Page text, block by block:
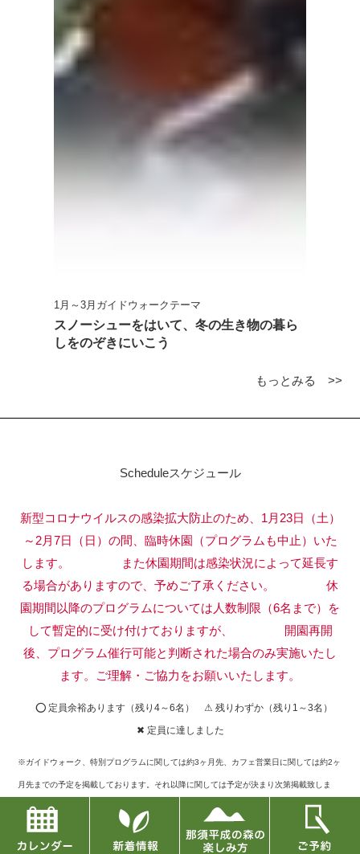
1月～3月ガイドウォークテーマ
スノーシューをはいて、冬の生き物の暮ら
しをのぞきにいこう
もっとみる >>
Scheduleスケジュール
新型コロナウイルスの感染拡大防止のため、1月23日（土）
～2月7日（日）の間、臨時休園（プログラムも中止）いた
します。
また休園期間は感染状況によって延長す
る場合がありますので、予めご了承ください。
休
園期間以降のプログラムについては人数制限（6名まで）を
して暫定的に受け付けておりますが、
開園再開
後、プログラム催行可能と判断された場合のみ実施いたし
ます。ご理解・ご協力をお願いいたします。
⭕ 定員余裕あります（残り4～6名） ⚠ 残りわずか（残り1～3名）
✖ 定員に達しました
※ガイドウォーク、特別プログラムに関しては約3ヶ月先、カフェ営業日に関しては約2ヶ
月先までの予定を掲載しております。それ以降に関しては予定が決まり次第掲載致しま
す。
※定員に達したものに関してキャンセルが出た場合には再募集もございますので、お問い
合せフォームまたはお電話でご確認下さい。